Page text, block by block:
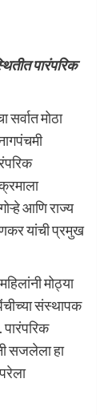
पारंपरिक
सर्वात मोठा
आणि राज्य
यांची प्रमुख
मोठ्या
संस्थापक
सजलेला हा